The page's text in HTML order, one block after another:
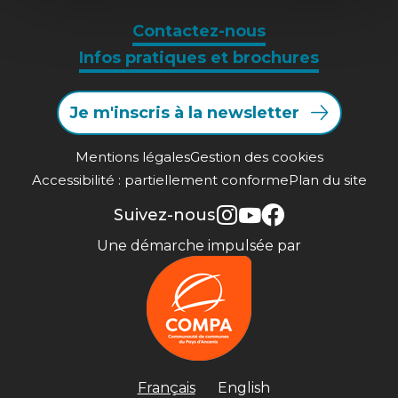
Contactez-nous
Infos pratiques et brochures
Je m'inscris à la newsletter
Mentions légalesGestion des cookies
Accessibilité : partiellement conformePlan du site
Suivez-nous
Une démarche impulsée par
Français English